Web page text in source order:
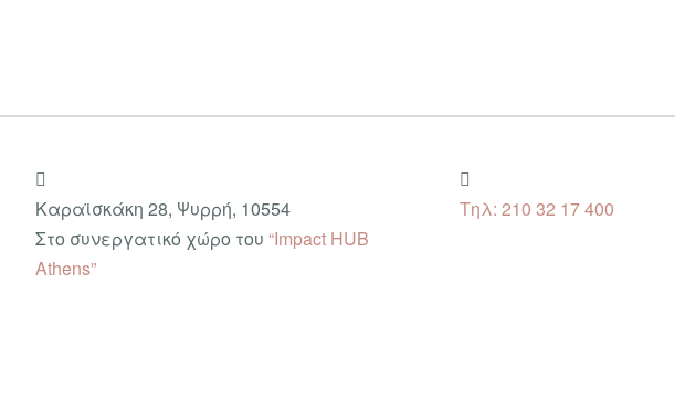
Καραϊσκάκη 28, Ψυρρή, 10554
Στο συνεργατικό χώρο του “Impact HUB
Athens”
Τηλ: 210 32 17 400